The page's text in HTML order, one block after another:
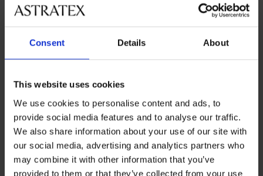
Consent Details About
This website uses cookies
We use cookies to personalise content and ads, to
provide social media features and to analyse our traffic.
We also share information about your use of our site with
our social media, advertising and analytics partners who
may combine it with other information that you’ve
provided to them or that they’ve collected from your use
Dames sweatshirt Pieces
Chill met capuchon
Korting
10,00 €Oorspronkelijke prijs
24,99 €
8,00 € codeGET20
Dames sweatshirt Pieces
Chill met capuchon
Korting
10,00 € Oorspronkelijke prijs
24,99 €
8,00 €code GET20